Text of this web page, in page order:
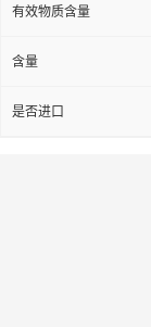
有效物质含量
含量
是否进口